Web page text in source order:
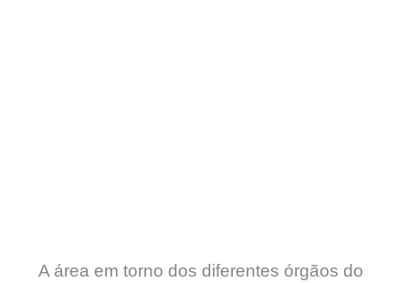
A área em torno dos diferentes órgãos do